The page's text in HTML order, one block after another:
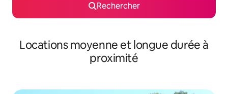
Rechercher
Locations moyenne et longue durée à
proximité